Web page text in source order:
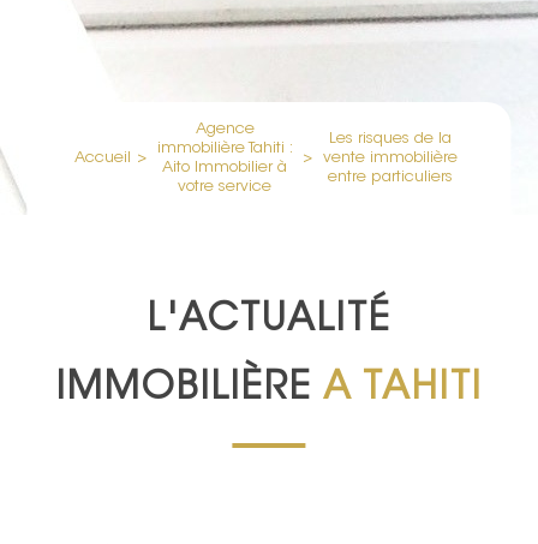
Accueil >
Agence
immobilière Tahiti :
Aito Immobilier à
votre service
>
Les risques de la
vente immobilière
entre particuliers
L'ACTUALITÉ
IMMOBILIÈRE A TAHITI